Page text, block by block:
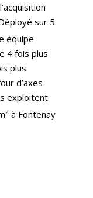
sur 5
équipe
4 fois plus
plus
d’axes
exploitent
2 à Fontenay